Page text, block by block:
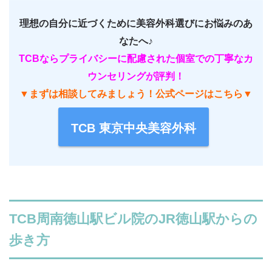
理想の自分に近づくために美容外科選びにお悩みのあ
なたへ♪
TCBならプライバシーに配慮された個室での丁寧なカ
ウンセリングが評判！
▼まずは相談してみましょう！公式ページはこちら▼
TCB 東京中央美容外科
TCB周南徳山駅ビル院のJR徳山駅からの
歩き方